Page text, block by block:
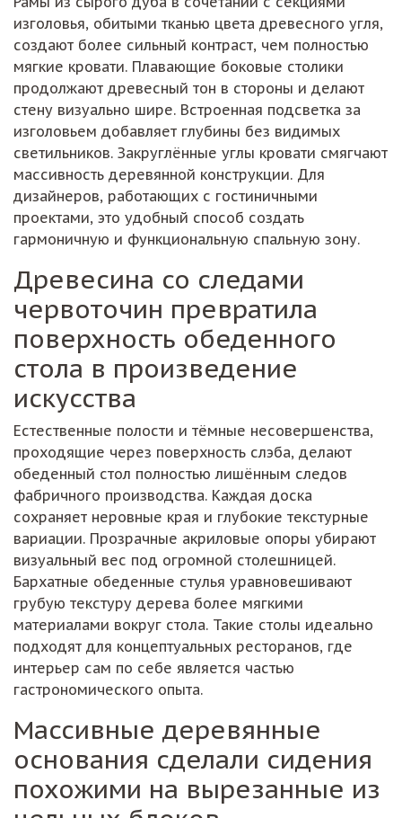
изголовья, обитыми тканью цвета древесного угля,
создают более сильный контраст, чем полностью
мягкие кровати. Плавающие боковые столики
продолжают древесный тон в стороны и делают
стену визуально шире. Встроенная подсветка за
изголовьем добавляет глубины без видимых
светильников. Закруглённые углы кровати смягчают
массивность деревянной конструкции. Для
дизайнеров, работающих с гостиничными
проектами, это удобный способ создать
гармоничную и функциональную спальную зону.
Древесина со следами
червоточин превратила
поверхность обеденного
стола в произведение
искусства
проходящие через поверхность слэба, делают
обеденный стол полностью лишённым следов
фабричного производства. Каждая доска
сохраняет неровные края и глубокие текстурные
вариации. Прозрачные акриловые опоры убирают
визуальный вес под огромной столешницей.
Бархатные обеденные стулья уравновешивают
грубую текстуру дерева более мягкими
материалами вокруг стола. Такие столы идеально
подходят для концептуальных ресторанов, где
интерьер сам по себе является частью
гастрономического опыта.
Массивные деревянные
основания сделали сидения
похожими на вырезанные из
цельных блоков